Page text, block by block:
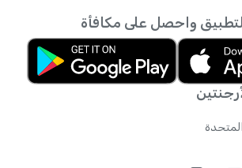
واحصل على مكافأة